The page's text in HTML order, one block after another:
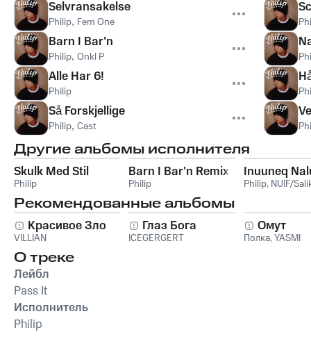
Selvransakelse
Philip, Fem One
Barn I Bar'n
Philip, Onkl P
Alle Har 6!
Philip
Så Forskjellige
Philip, Cast
Другие альбомы исполнителя
Skulk Med Stil
Philip
Barn I Bar'n Remix
Philip
Inuuneq
Philip, NUIF/
Рекомендованные альбомы
Красивое Зло
VILLIAN
Глаз Бога
ICEGERGERT
Омут
Полка,YASMI
О треке
Лейбл
Pass It
Исполнитель
Philip